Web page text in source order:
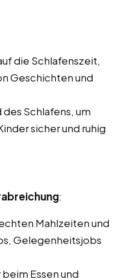
die Schlafenszeit,
Geschichten und
Schlafens, um
sicher und ruhig
:
Mahlzeiten und
Gelegenheitsjobs
Essen und